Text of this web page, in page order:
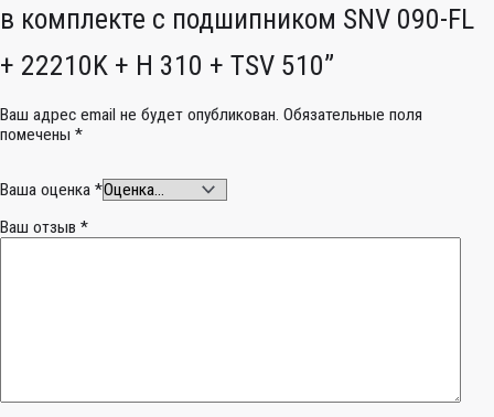
в комплекте с подшипником SNV 090-FL
+ 22210K + H 310 + TSV 510”
Ваш адрес email не будет опубликован. Обязательные поля
помечены *
Ваша оценка *
Ваш отзыв *